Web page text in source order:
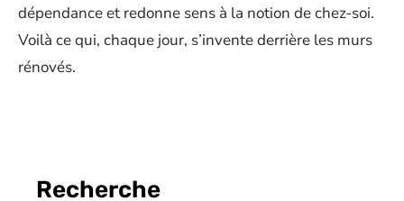
dépendance et redonne sens à la notion de chez-soi.
Voilà ce qui, chaque jour, s’invente derrière les murs
rénovés.
Recherche